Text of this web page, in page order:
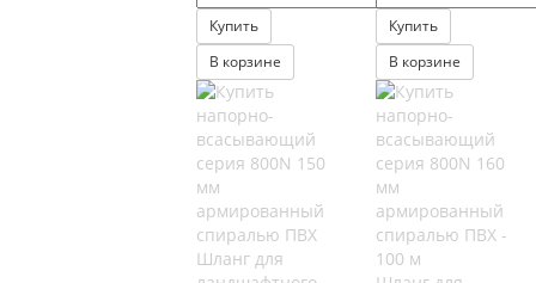
Купить
В корзине
Купить
В корзине
Шланг для